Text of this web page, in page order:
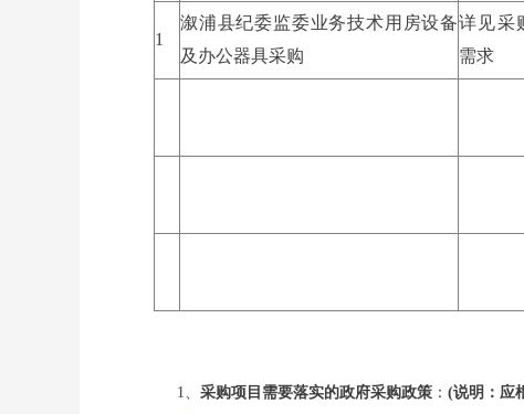
1
溆浦县纪委监委业务技术用房设备
及办公器具采购
详见采
需求
1、 采购项目需要落实的政府采购政策 ： (说明：应